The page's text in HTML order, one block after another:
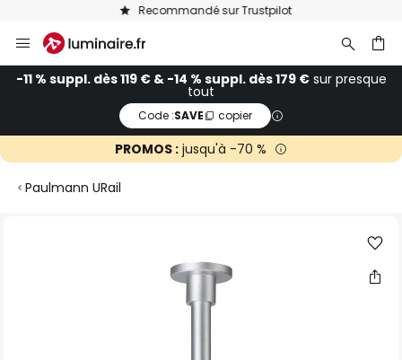
Recommandé sur Trustpilot
Allez
au
contenu
-11 % suppl. dès 119 € & -14 % suppl. dès 179 €sur presque
tout
Code :SAVE copier
PROMOS : jusqu'à -70 %
Paulmann URail